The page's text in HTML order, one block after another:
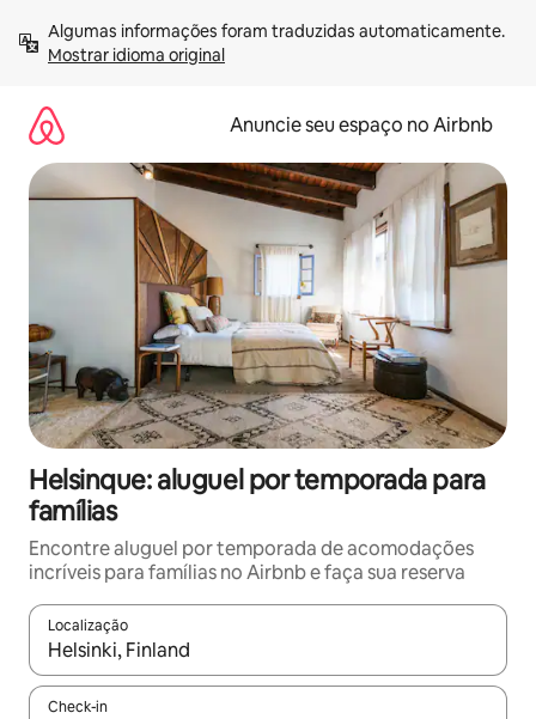
para
Mostrar idioma original
Anuncie seu espaço no Airbnb
Helsinque: aluguel por temporada para
famílias
Encontre aluguel por temporada de acomodações
incríveis para famílias no Airbnb e faça sua reserva
Localização
Quando os resultados estiverem disponíveis, explore-os
Check-in